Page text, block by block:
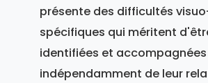
présente des difficultés
spécifiques qui méritent
identifiées et
indépendamment de leur